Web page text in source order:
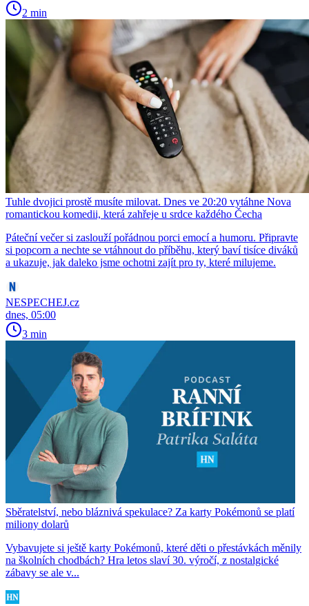
2 min
Tuhle dvojici prostě musíte milovat. Dnes ve 20:20 vytáhne Nova
romantickou komedii, která zahřeje u srdce každého Čecha
Páteční večer si zaslouží pořádnou porci emocí a humoru. Připravte
si popcorn a nechte se vtáhnout do příběhu, který baví tisíce diváků
a ukazuje, jak daleko jsme ochotni zajít pro ty, které milujeme.
NESPECHEJ.cz
dnes, 05:00
3 min
Sběratelství, nebo bláznivá spekulace? Za karty Pokémonů se platí
miliony dolarů
Vybavujete si ještě karty Pokémonů, které děti o přestávkách měnily
na školních chodbách? Hra letos slaví 30. výročí, z nostalgické
zábavy se ale v...